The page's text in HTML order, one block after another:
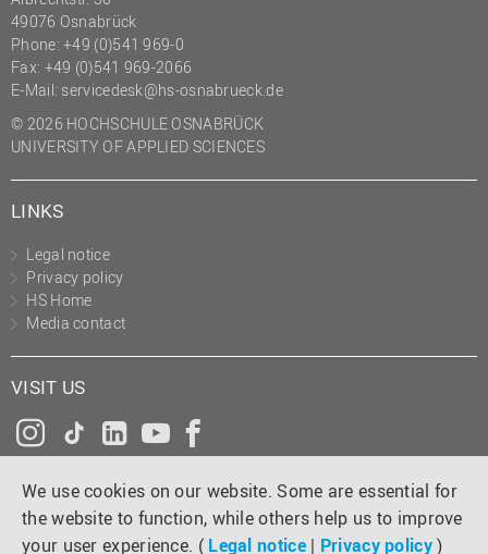
We use cookies on our website. Some are essential for
the website to function, while others help us to improve
your user experience. ( Legal notice | Privacy policy)
Projekte des Präsidiums
Projektmanagement Office
(PMO)
Prozessmanagement
Recht
Studium und Lehre
Transfer- und
Innovationsmanagement
49076 Osnabrück
Phone: +49 (0)541 969-0
Fax: +49 (0)541 969-2066
E-Mail: servicedesk@hs-osnabrueck.de
© 2026 HOCHSCHULE OSNABRÜCK
UNIVERSITY OF APPLIED SCIENCES
LINKS
Legal notice
Privacy policy
HS Home
Media contact
VISIT US
Instagram
Tiktok
LinkedInYouTube